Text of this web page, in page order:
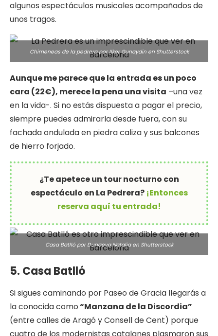
algunos espectáculos musicales acompañados de
unos tragos.
Chimeneas de la pedrera por Ilker Gunaydin en Shutterstock
Aunque me parece que la entrada es un poco
cara (22€), merece la pena una visita –una vez
en la vida-. Si no estás dispuesta a pagar el precio,
siempre puedes admirarla desde fuera, con su
fachada ondulada en piedra caliza y sus balcones
de hierro forjado.
¿Te apetece un tour nocturno con
espectáculo en La Pedrera? ¡Entonces
reserva aquí tu entrada!
Casa Batlló por Dunaeva Natalia en Shutterstock
5. Casa Batlló
Si sigues caminando por Paseo de Gracia llegarás a
la conocida como“Manzana de la Discordia”
(entre calles de Aragó y Consell de Cent) porque
cuatro de los modernistas catalanes plasmaron sus